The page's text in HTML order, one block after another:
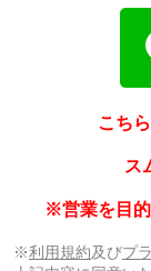
こち
ス
※営業を目
※利用規約及びプ